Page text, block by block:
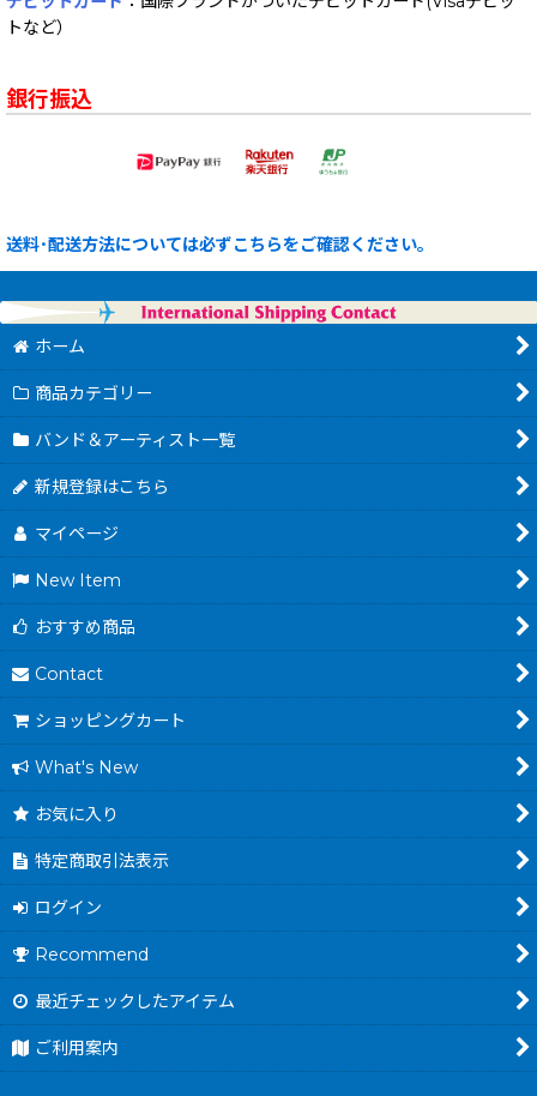
トなど）
銀行振込
送料･配送方法については必ずこちらをご確認ください。
ホーム
商品カテゴリー
バンド＆アーティスト一覧
新規登録はこちら
マイページ
New Item
おすすめ商品
Contact
ショッピングカート
What's New
お気に入り
特定商取引法表示
ログイン
Recommend
最近チェックしたアイテム
ご利用案内